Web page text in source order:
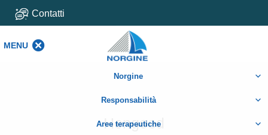
Contatti
MENU
Norgine
Responsabilità
Aree terapeutiche
Hengoed